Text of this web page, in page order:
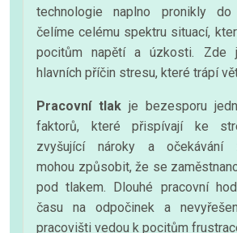
technologie naplno pronikly
čelíme celému spektru situací,
pocitům napětí a úzkosti. Zde
hlavních příčin stresu, které trápí
Pracovní tlak je bezesporu
faktorů, které přispívají ke
zvyšující nároky a očekávání
mohou způsobit, že se
pod tlakem. Dlouhé pracovní
času na odpočinek a
pracovišti vedou k pocitům